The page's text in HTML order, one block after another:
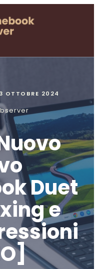
OTTOBRE 2024
Duet
e